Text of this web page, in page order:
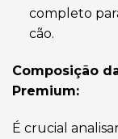
completo
cão.
Composição
Premium:
É crucial